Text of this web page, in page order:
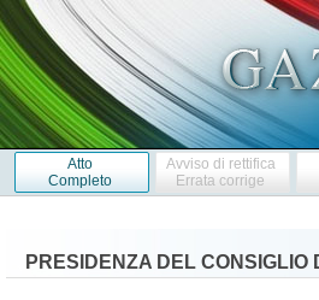
Atto
Completo
Avviso di rettifica
Errata corrige
PRESIDENZA DEL CONSIGLIO